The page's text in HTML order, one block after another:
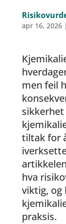
apr 16, 2026|
men feil
sikkerhet
tiltak for
hva
viktig, og
praksis.